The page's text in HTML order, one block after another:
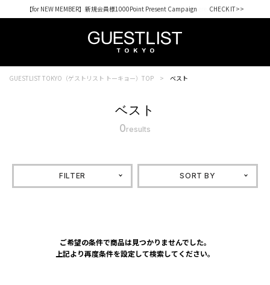
Shopping from outside Japan? Visit our Global Site here. >>
【for NEW MEMBER】新規会員様1000Point Present Campaign CHECK IT>>
GUESTLIST TOKYO（ゲストリスト トーキョー）TOP ベスト
ベスト
0results
FILTER SORT BY
ご希望の条件で商品は見つかりませんでした。
上記より再度条件を設定して検索してください。